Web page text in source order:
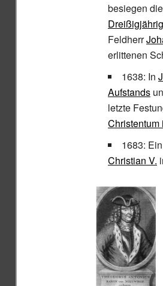
besiegen die
Feldherr
erlittenen
1638: In
Aufstands
letzte
Christentum
1683:
Christian V.